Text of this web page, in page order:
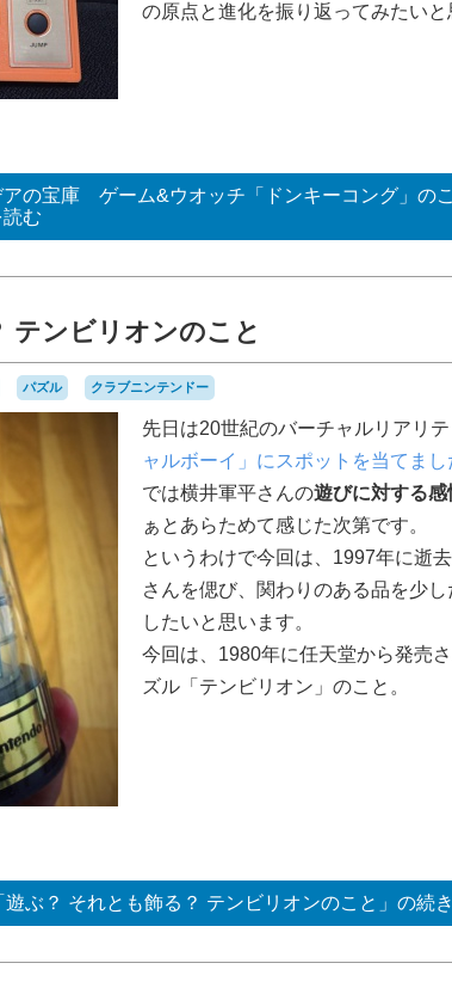
の原点と進化を振り返ってみたいと
アの宝庫 ゲーム&ウオッチ「ドンキーコング」のこ
む
テンビリオンのこと
パズル クラブニンテンドー
先日は20世紀のバーチャルリアリテ
ャルボーイ」にスポットを当てまし
では横井軍平さんの遊びに対する感
ぁとあらためて感じた次第です。
というわけで今回は、1997年に逝
さんを偲び、関わりのある品を少
したいと思います。
今回は、1980年に任天堂から発売
ズル「テンビリオン」のこと。
遊ぶ？ それとも飾る？ テンビリオンのこと」の続